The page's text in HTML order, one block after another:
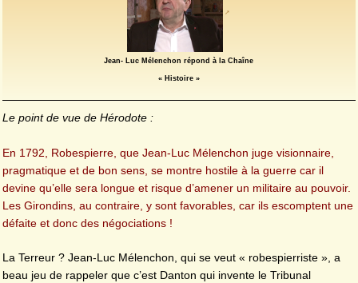
Jean- Luc Mélenchon répond à la Chaîne
« Histoire »
Le point de vue de Hérodote :
En 1792, Robespierre, que Jean-Luc Mélenchon juge visionnaire,
pragmatique et de bon sens, se montre hostile à la guerre car il
devine qu’elle sera longue et risque d’amener un militaire au pouvoir.
Les Girondins, au contraire, y sont favorables, car ils escomptent une
défaite et donc des négociations !
La Terreur ? Jean-Luc Mélenchon, qui se veut « robespierriste », a
beau jeu de rappeler que c’est Danton qui invente le Tribunal